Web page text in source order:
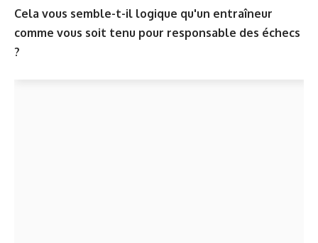
Cela vous semble-t-il logique qu'un entraîneur
comme vous soit tenu pour responsable des échecs
?